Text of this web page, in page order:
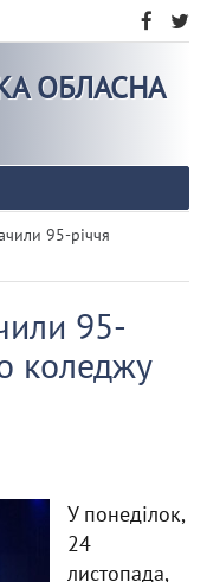
ОБЛАСНА
95-річчя
95-
коледжу
У понеділок,
24
листопада,